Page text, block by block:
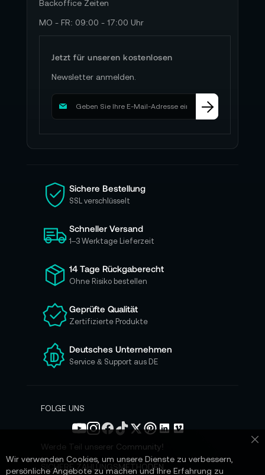
Backoffice Zeiten
MO - FR: 09:00 - 17:00 Uhr
Jetzt für unseren kostenlosen
Newsletter anmelden.
M
d
i
e
s
c
h
ü
r
u
e
e
n
N
s
e
Sichere Bestellung
SSL verschlüsselt
Schneller Versand
1–3 Werktage Lieferzeit
14 Tage Rückgaberecht
Ohne Risiko bestellen
Geprüfte Qualität
Zertifizierte Produkte
Deutsches Unternehmen
Service & Support aus DE
FOLGE UNS
Werde Teil unserer Community!
SICHERE ZAHLUNGSMETHODEN
Wir verwenden Cookies, um unsere Dienste zu verbessern,
persönliche Angebote zu machen und Ihre Erfahrung zu